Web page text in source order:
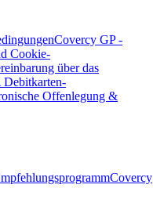
Covercy GP -
Cookie-
über das
Offenlegung &
Covercy